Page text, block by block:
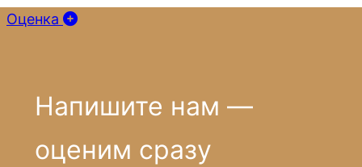
Оценка
Напишите нам —
оценим сразу